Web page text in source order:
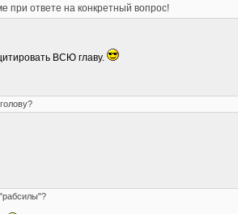
при ответе на конкретный вопрос!
ВСЮ главу.